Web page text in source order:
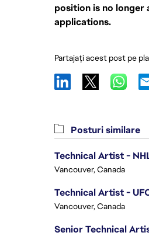
position is no longer
applications.
Partajați acest post pe
Posturi similare
Technical Artist -
Vancouver, Canada
Technical Artist -
Vancouver, Canada